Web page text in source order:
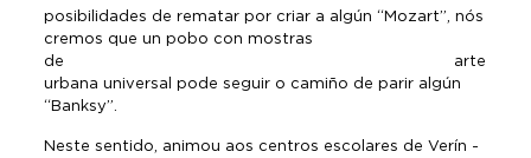
posibilidades de rematar por criar a algún “Mozart”, nós
cremos que un pobo con mostras
de arte
urbana universal pode seguir o camiño de parir algún
“Banksy”.
Neste sentido, animou aos centros escolares de Verín -